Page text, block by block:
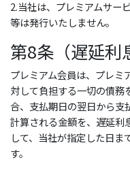
2.当社は、プレミアムサー
等は発行いたしません。
第8条（遅延利
プレミアム会員は、プレミ
対して負担する一切の債務
合、支払期日の翌日から支
計算される金額を、遅延利
して、当社が指定した日ま
す。